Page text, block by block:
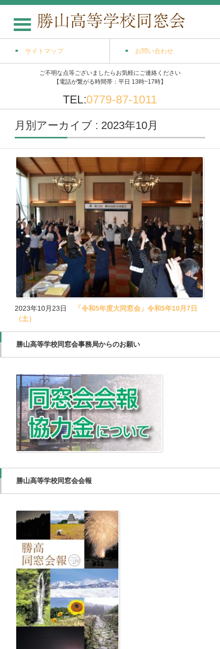
サイトマップ お問い合わせ
ご不明な点等ございましたらお気軽にご連絡ください
【電話が繋がる時間帯：平日 13時~17時】
TEL:0779-87-1011
月別アーカイブ : 2023年10月
2023年10月23日
「令和5年度大同窓会」令和5年10月7日
（土）
勝山高等学校同窓会事務局からのお願い
勝山高等学校同窓会会報